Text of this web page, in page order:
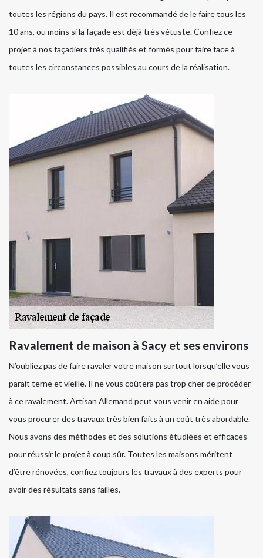
toutes les régions du pays. Il est recommandé de le faire tous les
10 ans, ou moins si la façade est déjà très vétuste. Confiez ce
projet à nos façadiers très qualifiés et formés pour faire face à
toutes les circonstances possibles au cours de la réalisation.
Ravalement de maison à Sacy et ses environs
N’oubliez pas de faire ravaler votre maison surtout lorsqu’elle vous
parait terne et vieille. Il ne vous coûtera pas trop cher de procéder
à ce ravalement. Artisan Allemand peut vous venir en aide pour
vous procurer des travaux très bien faits à un coût très abordable.
Nous avons des méthodes et des solutions étudiées et efficaces
pour réussir le projet à coup sûr. Toutes les maisons méritent
d’être rénovées, confiez toujours les travaux à des experts pour
avoir des résultats sans failles.